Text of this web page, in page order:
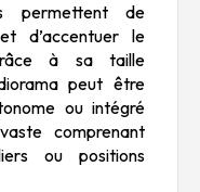
permettent de
d’accentuer le
à sa taille
peut être
ou intégré
comprenant
ou positions